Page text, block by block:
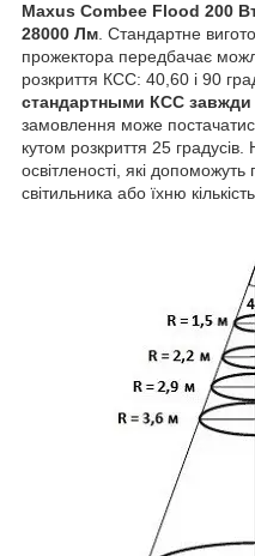
Maxus Combee Flood 200
28000 Лм. Стандартне
прожектора передбачає
розкриття КСС: 40,60 і 90
стандартными КСС завжди
замовлення може
кутом розкриття 25
освітленості, які
світильника або їхню